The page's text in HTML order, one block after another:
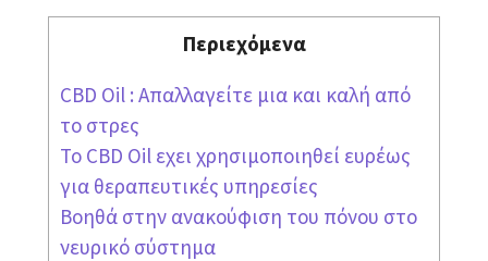
Περιεχόμενα
CBD Oil : Απαλλαγείτε μια και καλή από
το στρες
Το CBD Oil εχει χρησιμοποιηθεί ευρέως
για θεραπευτικές υπηρεσίες
Βοηθά στην ανακούφιση του πόνου στο
νευρικό σύστημα